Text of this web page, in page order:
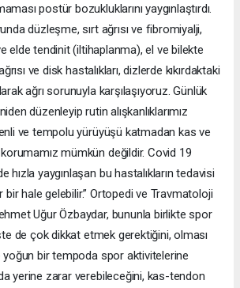
postür bozukluklarını yaygınlaştırdı.
düzleşme, sırt ağrısı ve fibromiyalji,
elde tendinit (iltihaplanma), el ve bilekte
ve disk hastalıkları, dizlerde kıkırdaktaki
ağrı sorunuyla karşılaşıyoruz. Günlük
düzenleyip rutin alışkanlıklarımız
ve tempolu yürüyüşü katmadan kas ve
mümkün değildir. Covid 19
hızla yaygınlaşan bu hastalıkların tedavisi
hale gelebilir.” Ortopedi ve Travmatoloji
Uğur Özbaydar, bununla birlikte spor
de çok dikkat etmek gerektiğini, olması
yoğun bir tempoda spor aktivitelerine
yerine zarar verebileceğini, kas-tendon